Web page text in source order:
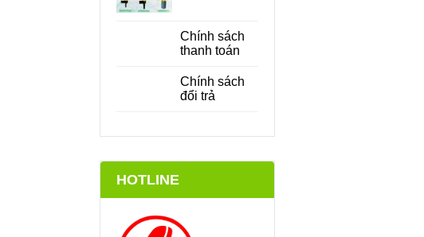
TƯỚI CÂY
PHÙ HỢP
KIỆM CHI
PHÍ
Chính sách
thanh toán
Chính sách
đổi trả
HOTLINE